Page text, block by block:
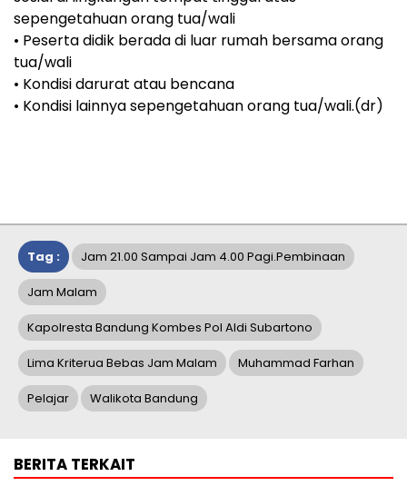
sepengetahuan orang tua/wali
• Peserta didik berada di luar rumah bersama orang
tua/wali
• Kondisi darurat atau bencana
• Kondisi lainnya sepengetahuan orang tua/wali.(dr)
Tag : Jam 21.00 Sampai Jam 4.00 Pagi.pembinaan
Jam Malam
Kapolresta Bandung Kombes Pol Aldi Subartono
Lima Kriterua Bebas Jam Malam Muhammad Farhan
Pelajar Walikota Bandung
BERITA TERKAIT